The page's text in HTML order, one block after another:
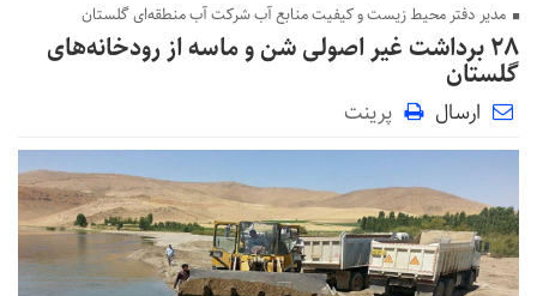
مدیر دفتر محیط زیست و کیفیت منابع آب شرکت آب منطقه‌ای گلستان
۲۸ برداشت غیر اصولی شن و ماسه از رودخانه‌های
گلستان
ارسال پرینت